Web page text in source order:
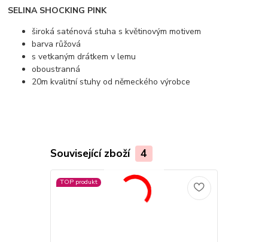
SELINA SHOCKING PINK
široká saténová stuha s květinovým motivem
barva růžová
s vetkaným drátkem v lemu
oboustranná
20m kvalitní stuhy od německého výrobce
Související zboží 4
TOP produkt